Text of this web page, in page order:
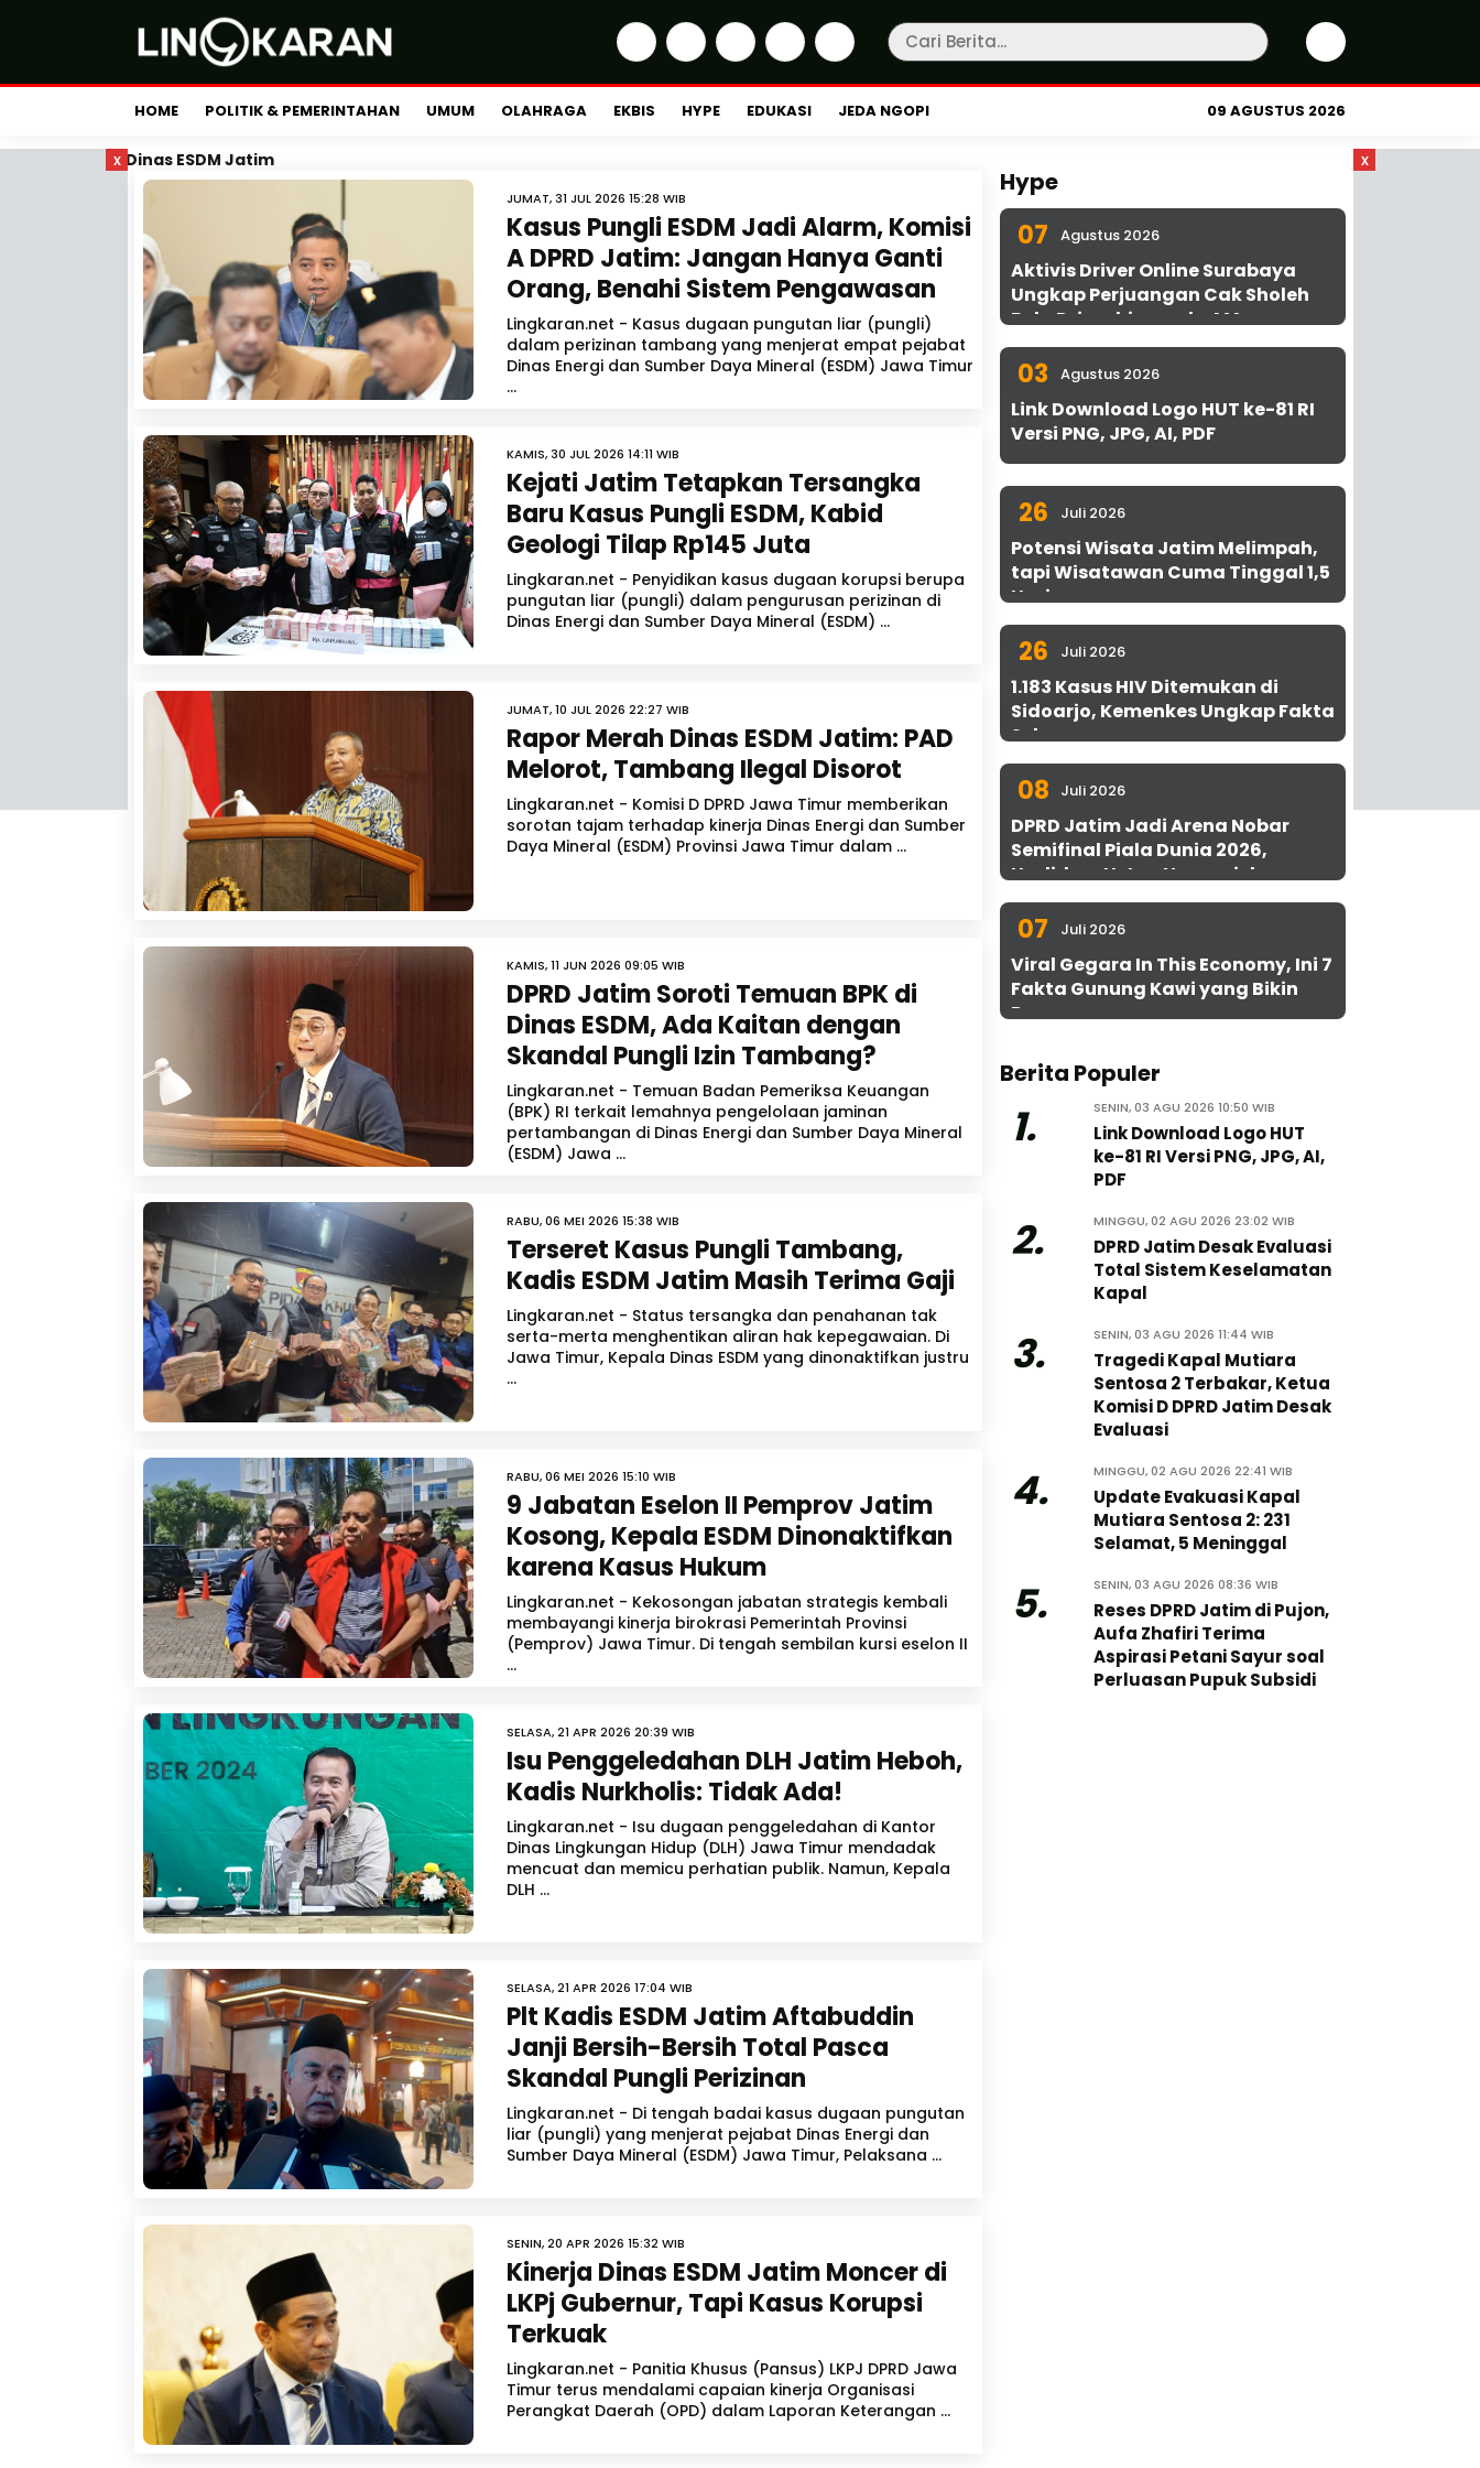
HOME POLITIK & PEMERINTAHAN UMUM OLAHRAGA EKBIS HYPE EDUKASI JEDA NGOPI 09 AGUSTUS 2026
x x
Dinas ESDM Jatim
JUMAT, 31 JUL 2026 15:28 WIB
Kasus Pungli ESDM Jadi Alarm, Komisi
A DPRD Jatim: Jangan Hanya Ganti
Orang, Benahi Sistem Pengawasan
Lingkaran.net - Kasus dugaan pungutan liar (pungli)
dalam perizinan tambang yang menjerat empat pejabat
Dinas Energi dan Sumber Daya Mineral (ESDM) Jawa Timur
...
KAMIS, 30 JUL 2026 14:11 WIB
Kejati Jatim Tetapkan Tersangka
Baru Kasus Pungli ESDM, Kabid
Geologi Tilap Rp145 Juta
Lingkaran.net - Penyidikan kasus dugaan korupsi berupa
pungutan liar (pungli) dalam pengurusan perizinan di
Dinas Energi dan Sumber Daya Mineral (ESDM) ...
JUMAT, 10 JUL 2026 22:27 WIB
Rapor Merah Dinas ESDM Jatim: PAD
Melorot, Tambang Ilegal Disorot
Lingkaran.net - Komisi D DPRD Jawa Timur memberikan
sorotan tajam terhadap kinerja Dinas Energi dan Sumber
Daya Mineral (ESDM) Provinsi Jawa Timur dalam ...
KAMIS, 11 JUN 2026 09:05 WIB
DPRD Jatim Soroti Temuan BPK di
Dinas ESDM, Ada Kaitan dengan
Skandal Pungli Izin Tambang?
Lingkaran.net - Temuan Badan Pemeriksa Keuangan
(BPK) RI terkait lemahnya pengelolaan jaminan
pertambangan di Dinas Energi dan Sumber Daya Mineral
(ESDM) Jawa ...
RABU, 06 MEI 2026 15:38 WIB
Terseret Kasus Pungli Tambang,
Kadis ESDM Jatim Masih Terima Gaji
Lingkaran.net - Status tersangka dan penahanan tak
serta-merta menghentikan aliran hak kepegawaian. Di
Jawa Timur, Kepala Dinas ESDM yang dinonaktifkan justru
...
RABU, 06 MEI 2026 15:10 WIB
9 Jabatan Eselon II Pemprov Jatim
Kosong, Kepala ESDM Dinonaktifkan
karena Kasus Hukum
Lingkaran.net - Kekosongan jabatan strategis kembali
membayangi kinerja birokrasi Pemerintah Provinsi
(Pemprov) Jawa Timur. Di tengah sembilan kursi eselon II
...
SELASA, 21 APR 2026 20:39 WIB
Isu Penggeledahan DLH Jatim Heboh,
Kadis Nurkholis: Tidak Ada!
Lingkaran.net - Isu dugaan penggeledahan di Kantor
Dinas Lingkungan Hidup (DLH) Jawa Timur mendadak
mencuat dan memicu perhatian publik. Namun, Kepala
DLH ...
SELASA, 21 APR 2026 17:04 WIB
Plt Kadis ESDM Jatim Aftabuddin
Janji Bersih-Bersih Total Pasca
Skandal Pungli Perizinan
Lingkaran.net - Di tengah badai kasus dugaan pungutan
liar (pungli) yang menjerat pejabat Dinas Energi dan
Sumber Daya Mineral (ESDM) Jawa Timur, Pelaksana ...
SENIN, 20 APR 2026 15:32 WIB
Kinerja Dinas ESDM Jatim Moncer di
LKPj Gubernur, Tapi Kasus Korupsi
Terkuak
Lingkaran.net - Panitia Khusus (Pansus) LKPJ DPRD Jawa
Timur terus mendalami capaian kinerja Organisasi
Perangkat Daerah (OPD) dalam Laporan Keterangan ...
Hype
07 Agustus 2026
Aktivis Driver Online Surabaya
Ungkap Perjuangan Cak Sholeh
Bela Driver hingga ke MA
03 Agustus 2026
Link Download Logo HUT ke-81 RI
Versi PNG, JPG, AI, PDF
26 Juli 2026
Potensi Wisata Jatim Melimpah,
tapi Wisatawan Cuma Tinggal 1,5
Hari
26 Juli 2026
1.183 Kasus HIV Ditemukan di
Sidoarjo, Kemenkes Ungkap Fakta
Sebenarnya
08 Juli 2026
DPRD Jatim Jadi Arena Nobar
Semifinal Piala Dunia 2026,
Hadirkan Uston Nawawi dan
UMKM Gratis untuk 1.000 Warga
07 Juli 2026
Viral Gegara In This Economy, Ini 7
Fakta Gunung Kawi yang Bikin
Penasaran
Berita Populer
1. SENIN, 03 AGU 2026 10:50 WIB
Link Download Logo HUT
ke-81 RI Versi PNG, JPG, AI,
PDF
2. MINGGU, 02 AGU 2026 23:02 WIB
DPRD Jatim Desak Evaluasi
Total Sistem Keselamatan
Kapal
3. SENIN, 03 AGU 2026 11:44 WIB
Tragedi Kapal Mutiara
Sentosa 2 Terbakar, Ketua
Komisi D DPRD Jatim Desak
Evaluasi
4. MINGGU, 02 AGU 2026 22:41 WIB
Update Evakuasi Kapal
Mutiara Sentosa 2: 231
Selamat, 5 Meninggal
5. SENIN, 03 AGU 2026 08:36 WIB
Reses DPRD Jatim di Pujon,
Aufa Zhafiri Terima
Aspirasi Petani Sayur soal
Perluasan Pupuk Subsidi